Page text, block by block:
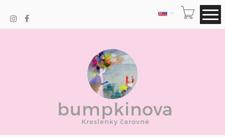
JAZYK
bumpkinova
Kreslenky čarovné